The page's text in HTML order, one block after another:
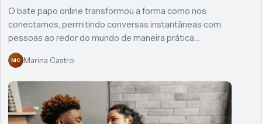
O bate papo online transformou a forma como nos
conectamos, permitindo conversas instantâneas com
pessoas ao redor do mundo de maneira prática…
MC Marina Castro